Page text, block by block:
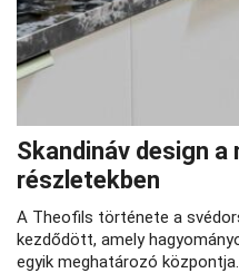
Skandináv design a
részletekben
A Theofils története a
kezdődött, amely
egyik meghatározó központja.